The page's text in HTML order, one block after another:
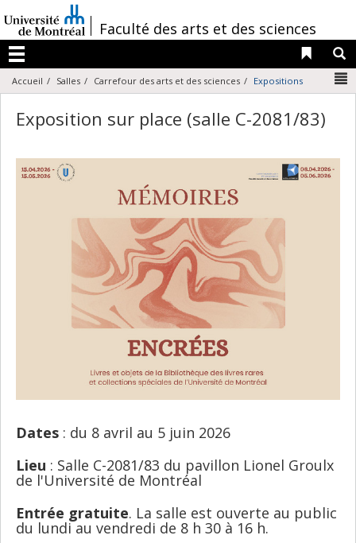
au
contenu
/Faculté des arts et des sciences
Menu
Liens
Accueil Salles Carrefour des arts et des sciences Expositions
Exposition sur place (salle C-2081/83)
Dates : du 8 avril au 5 juin 2026
Lieu : Salle C-2081/83 du pavillon Lionel Groulx
de l'Université de Montréal
Entrée gratuite. La salle est ouverte au public
du lundi au vendredi de 8 h 30 à 16 h.